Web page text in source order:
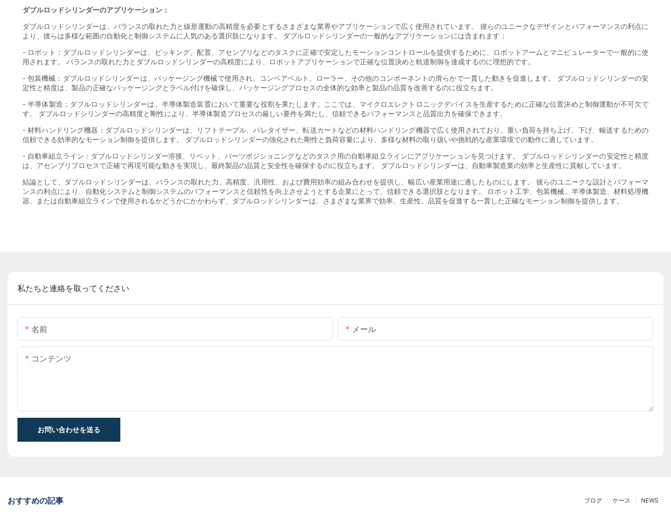
ダブルロッドシリンダーのアプリケーション：
ダブルロッドシリンダーは、バランスの取れた力と線形運動の高精度を必要とするさまざまな業界やアプリケーションで広く使用されています。 彼らのユニークなデザインとパフォーマンスの利点に
より、彼らは多様な範囲の自動化と制御システムに人気のある選択肢になります。 ダブルロッドシリンダーの一般的なアプリケーションには含まれます：
- ロボット：ダブルロッドシリンダーは、ピッキング、配置、アセンブリなどのタスクに正確で安定したモーションコントロールを提供するために、ロボットアームとマニピュレーターで一般的に使
用されます。 バランスの取れた力とダブルロッドシリンダーの高精度により、ロボットアプリケーションで正確な位置決めと軌道制御を達成するのに理想的です。
- 包装機械：ダブルロッドシリンダーは、パッケージング機械で使用され、コンベアベルト、ローラー、その他のコンポーネントの滑らかで一貫した動きを促進します。 ダブルロッドシリンダーの安
定性と精度は、製品の正確なパッケージングとラベル付けを確保し、パッケージングプロセスの全体的な効率と製品の品質を改善するのに役立ちます。
- 半導体製造：ダブルロッドシリンダーは、半導体製造装置において重要な役割を果たします。ここでは、マイクロエレクトロニックデバイスを生産するために正確な位置決めと制御運動が不可欠で
す。 ダブルロッドシリンダーの高精度と剛性により、半導体製造プロセスの厳しい要件を満たし、信頼できるパフォーマンスと品質出力を確保できます。
- 材料ハンドリング機器：ダブルロッドシリンダーは、リフトテーブル、パレタイザー、転送カートなどの材料ハンドリング機器で広く使用されており、重い負荷を持ち上げ、下げ、輸送するための
信頼できる効率的なモーション制御を提供します。 ダブルロッドシリンダーの強化された剛性と負荷容量により、多様な材料の取り扱いや挑戦的な産業環境での動作に適しています。
- 自動車組立ライン：ダブルロッドシリンダー溶接、リベット、パーツポジショニングなどのタスク用の自動車組立ラインにアプリケーションを見つけます。 ダブルロッドシリンダーの安定性と精度
は、アセンブリプロセスで正確で再現可能な動きを実現し、最終製品の品質と安全性を確保するのに役立ちます。 ダブルロッドシリンダーは、自動車製造業の効率と生産性に貢献しています。
結論として、ダブルロッドシリンダーは、バランスの取れた力、高精度、汎用性、および費用効率の組み合わせを提供し、幅広い産業用途に適したものにします。 彼らのユニークな設計とパフォーマ
ンスの利点により、自動化システムと制御システムのパフォーマンスと信頼性を向上させようとする企業にとって、信頼できる選択肢となります。 ロボット工学、包装機械、半導体製造、材料処理機
器、または自動車組立ラインで使用されるかどうかにかかわらず、ダブルロッドシリンダーは、さまざまな業界で効率、生産性、品質を促進する一貫した正確なモーション制御を提供します。
私たちと連絡を取ってください
名前 メール
コンテンツ
お問い合わせを送る
おすすめの記事 NEWS
ケース
ブログ